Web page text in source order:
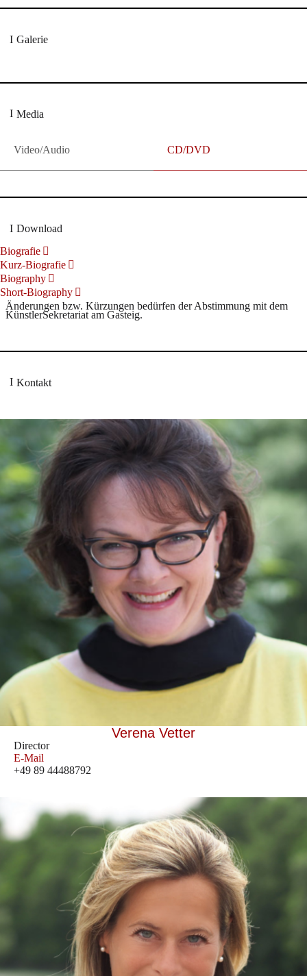
Galerie
Media
Video/Audio CD/DVD
Download
Biografie
Kurz-Biografie
Biography
Short-Biography
Änderungen bzw. Kürzungen bedürfen der Abstimmung mit dem
KünstlerSekretariat am Gasteig.
Kontakt
Verena Vetter
Director
E-Mail
+49 89 44488792